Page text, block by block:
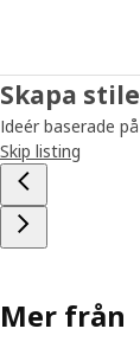
Skapa
Ideér baserade
Skip listing
Mer från